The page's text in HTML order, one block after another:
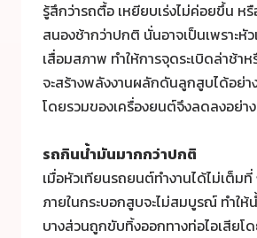
รู้สึกว่ารถตื้อ เหยียบเร่งไม่ค่อยขึ้น ห
สนองช้ากว่าปกติ นั่นอาจเป็นเพราะหั
เสื่อมสภาพ ทำให้การจุดระเบิดล่าช้า
จะสร้างพลังงานผลักดันลูกสูบได้อย่า
โดยรวมของเครื่องยนต์จึงลดลงอย่า
รถกินน้ำมันมากกว่าปกติ
เมื่อหัวเทียนรถยนต์ทำงานได้ไม่เต็มที่
ภายในกระบอกสูบจะไม่สมบูรณ์ ทำให้
บางส่วนถูกขับทิ้งออกทางท่อไอเสียโ